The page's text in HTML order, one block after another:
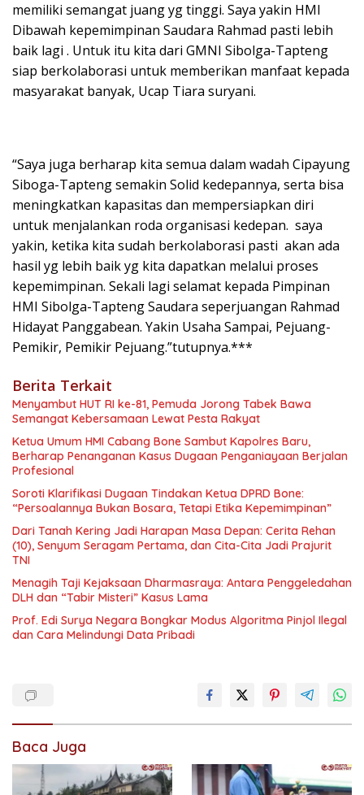
memiliki semangat juang yg tinggi. Saya yakin HMI
Dibawah kepemimpinan Saudara Rahmad pasti lebih
baik lagi . Untuk itu kita dari GMNI Sibolga-Tapteng
siap berkolaborasi untuk memberikan manfaat kepada
masyarakat banyak, Ucap Tiara suryani.
“Saya juga berharap kita semua dalam wadah Cipayung
Siboga-Tapteng semakin Solid kedepannya, serta bisa
meningkatkan kapasitas dan mempersiapkan diri
untuk menjalankan roda organisasi kedepan. saya
yakin, ketika kita sudah berkolaborasi pasti akan ada
hasil yg lebih baik yg kita dapatkan melalui proses
kepemimpinan. Sekali lagi selamat kepada Pimpinan
HMI Sibolga-Tapteng Saudara seperjuangan Rahmad
Hidayat Panggabean. Yakin Usaha Sampai, Pejuang-
Pemikir, Pemikir Pejuang.”tutupnya.***
Berita Terkait
Menyambut HUT RI ke-81, Pemuda Jorong Tabek Bawa
Semangat Kebersamaan Lewat Pesta Rakyat
Ketua Umum HMI Cabang Bone Sambut Kapolres Baru,
Berharap Penanganan Kasus Dugaan Penganiayaan Berjalan
Profesional
Soroti Klarifikasi Dugaan Tindakan Ketua DPRD Bone:
“Persoalannya Bukan Bosara, Tetapi Etika Kepemimpinan”
Dari Tanah Kering Jadi Harapan Masa Depan: Cerita Rehan
(10), Senyum Seragam Pertama, dan Cita-Cita Jadi Prajurit
TNI
Menagih Taji Kejaksaan Dharmasraya: Antara Penggeledahan
DLH dan “Tabir Misteri” Kasus Lama
Prof. Edi Surya Negara Bongkar Modus Algoritma Pinjol Ilegal
dan Cara Melindungi Data Pribadi
Baca Juga